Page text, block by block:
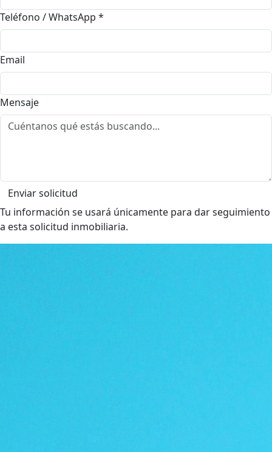
Teléfono / WhatsApp *
Email
Mensaje
Enviar solicitud
Tu información se usará únicamente para dar seguimiento
a esta solicitud inmobiliaria.